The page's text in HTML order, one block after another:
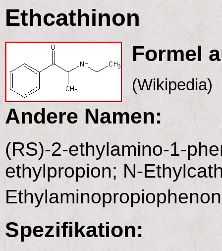
Ethcathinon
Formel
(Wikipedia)
Andere Namen:
(RS)-2-ethylamino-1-
ethylpropion; N-
Spezifikation: